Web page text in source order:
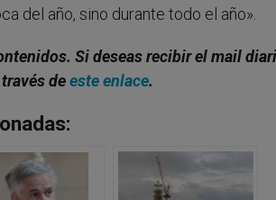
del año, sino durante todo el año».
. Si deseas recibir el mail
deeste enlace.